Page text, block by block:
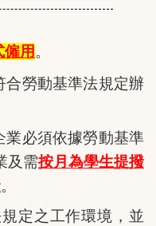
僱用 。
合勞動基準法規定辦
業必須依據勞動基準
及需按月為學生提撥
。
定之工作環境，並